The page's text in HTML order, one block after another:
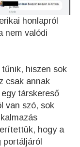
honlapról
nem valódi
hiszen sok
csak annak
társkereső
van szó, sok
hogy a
portáljáról